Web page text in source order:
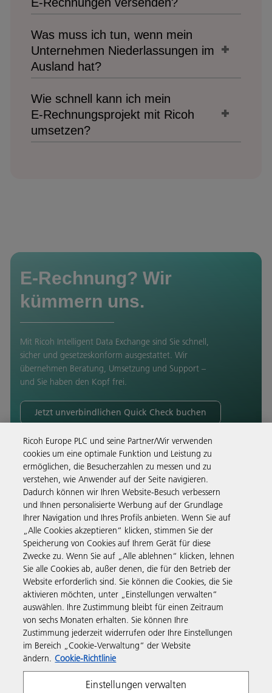
Was muss ich tun, wenn mein
Unternehmen Niederlassungen im
Ausland hat?
Wie schnell kann ich mein
E‑Rechnungsprojekt mit Ricoh
umsetzen?
E‑Rechnung? Wir
kümmern uns.
Mit Ricoh Intelligent Data Exchange sind Sie schnell,
sicher und gesetzeskonform ausgestattet. Wir
übernehmen Beratung, Umsetzung und Support –
und Sie haben den Kopf frei.
Jetzt unverbindlichen Quick Check buchen
Ricoh Europe PLC und seine Partner/Wir verwenden
cookies um eine optimale Funktion und Leistung zu
ermöglichen, die Besucherzahlen zu messen und zu
verstehen, wie Anwender auf der Seite navigieren.
Dadurch können wir Ihren Website-Besuch verbessern
und Ihnen personalisierte Werbung auf der Grundlage
Ihrer Navigation und Ihres Profils anbieten. Wenn Sie auf
„Alle Cookies akzeptieren“ klicken, stimmen Sie der
Speicherung von Cookies auf Ihrem Gerät für diese
Zwecke zu. Wenn Sie auf „Alle ablehnen“ klicken, lehnen
Sie alle Cookies ab, außer denen, die für den Betrieb der
Website erforderlich sind. Sie können die Cookies, die Sie
aktivieren möchten, unter „Einstellungen verwalten“
auswählen. Ihre Zustimmung bleibt für einen Zeitraum
von sechs Monaten erhalten. Sie können Ihre
Zustimmung jederzeit widerrufen oder Ihre Einstellungen
im Bereich „Cookie-Verwaltung“ der Website
ändern. Cookie-Richtlinie
Einstellungen verwalten